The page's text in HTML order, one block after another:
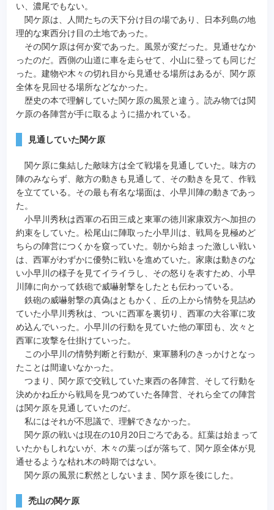
い、濃尾でもない。
関ケ原は、人間たちの天下分け目の場であり、日本列島の地
理的な東西分け目の土地であった。
その関ケ原は何か変であった。風景が変だった。見通せなか
ったのだ。西側の山道に車を走らせて、小山に登っても同じだ
った。建物や木々の切れ目から見通せる場所はあるが、関ケ原
全体を見回せる場所などなかった。
歴史の本で理解していた関ケ原の風景と違う。読み物では関
ケ原の各陣営が手に取るように描かれている。
見通していた関ケ原
関ケ原に集結した敵味方は全て戦場を見通していた。味方の
陣のみならず、敵方の動きも見通して、その動きを見て、作戦
を立てている。その最も有名な場面は、小早川陣の動きであっ
た。
小早川秀秋は西軍の石田三成と東軍の徳川家康双方へ加担の
約束をしていた。松尾山に陣取った小早川は、戦局を見極めど
ちらの陣営につくかを窺っていた。朝から始まった激しい戦い
は、西軍がわずかに優勢に戦いを進めていた。家康は動きのな
い小早川の様子を見てイライラし、その怒りを表すため、小早
川陣に向かって鉄砲で威嚇射撃をしたとも伝わっている。
鉄砲の威嚇射撃の真偽はともかく、丘の上から情勢を見詰め
ていた小早川秀秋は、ついに西軍を裏切り、西軍の大谷軍に攻
め込んでいった。小早川の行動を見ていた他の軍団も、次々と
西軍に攻撃を仕掛けていった。
この小早川の情勢判断と行動が、東軍勝利のきっかけとなっ
たことは間違いなかった。
つまり、関ケ原で交戦していた東西の各陣営、そして行動を
決めかね丘から戦局を見つめていた各陣営、それら全ての陣営
は関ケ原を見通していたのだ。
私にはそれが不思議で、理解できなかった。
関ケ原の戦いは現在の10月20日ごろである。紅葉は始まって
いたかもしれないが、木々の葉っぱが落ちて、関ケ原全体が見
通せるような枯れ木の時期ではない。
関ケ原の風景に釈然としないまま、関ケ原を後にした。
禿山の関ケ原